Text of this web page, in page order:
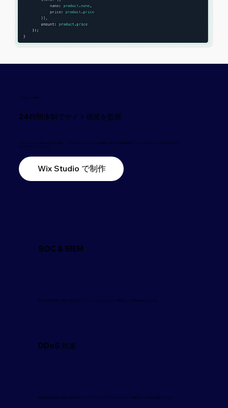
リアルタイム検知
24時間体制でサイト状況を監視
プラットフォーム全体を注意深く監視し、リアルタイムでインサイトを収集してあらゆる脅威を検出。チームが安心してビジネスに集中でき
るようサポートしています。
Wix Studio で制作
SOC & SIEM
DDoS 攻撃を即座に検知し対応することで、サイトのレジリエンス（回復力）と可用性を確保しています。
DDoS 対策
DDoS 攻撃を即座に検知し対応することで、クライアントサイトのレジリエンス（回復力）と可用性を確保しています。